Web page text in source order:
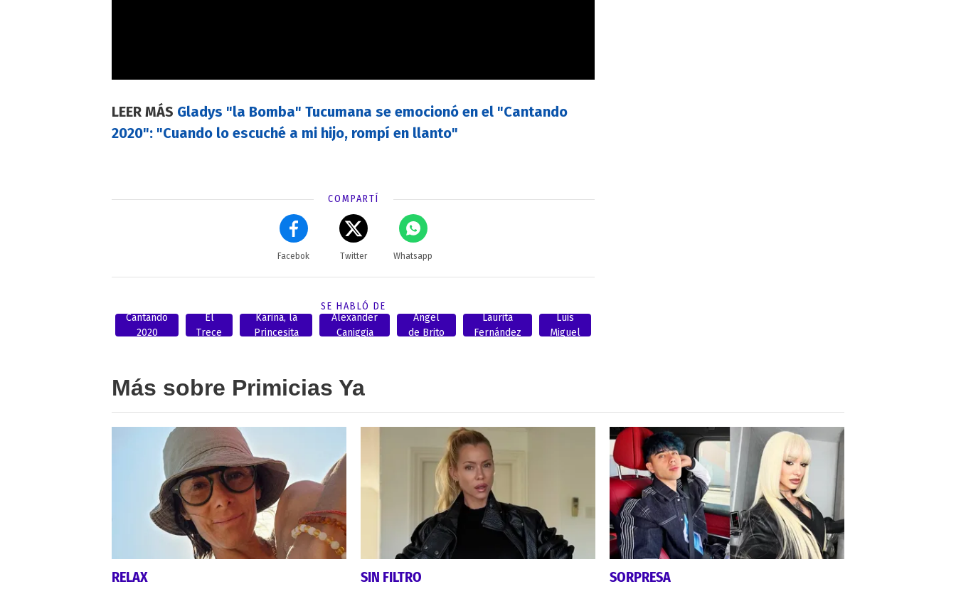
LEER MÁS Gladys "la Bomba" Tucumana se emocionó en el "Cantando
2020": "Cuando lo escuché a mi hijo, rompí en llanto"
COMPARTÍ
Facebok Twitter Whatsapp
SE HABLÓ DE
Cantando
2020
El
Trece
Karina, la
Princesita
Alexander
Caniggia
Angel
de Brito
Laurita
Fernández
Luis
Miguel
Más sobre Primicias Ya
RELAX SIN FILTRO SORPRESA